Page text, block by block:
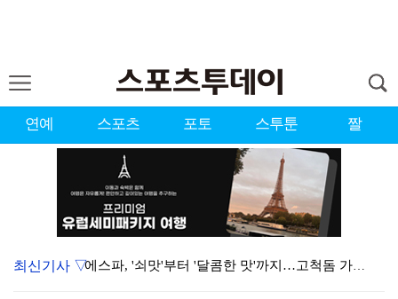
연예 스포츠 포토 스투툰 짤
에스파, '쇠맛'부터 '달콤한 맛'까지…고척돔 가득 채…
최신기사 ▽